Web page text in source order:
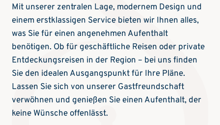
Mit unserer zentralen Lage, modernem Design und
einem erstklassigen Service bieten wir Ihnen alles,
was Sie für einen angenehmen Aufenthalt
benötigen. Ob für geschäftliche Reisen oder private
Entdeckungsreisen in der Region – bei uns finden
Sie den idealen Ausgangspunkt für Ihre Pläne.
Lassen Sie sich von unserer Gastfreundschaft
verwöhnen und genießen Sie einen Aufenthalt, der
keine Wünsche offenlässt.